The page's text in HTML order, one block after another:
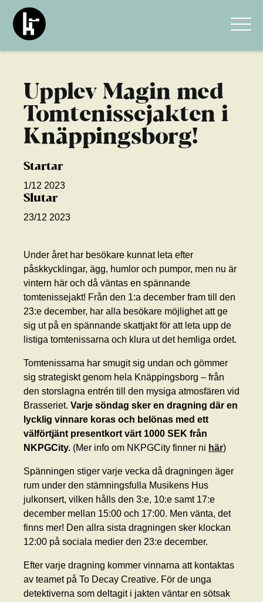
Upplev Magin med
Tomtenissejakten i
Knäppingsborg!
Startar
1/12 2023
Slutar
23/12 2023
Under året har besökare kunnat leta efter
påskkycklingar, ägg, humlor och pumpor, men nu är
vintern här och då väntas en spännande
tomtenissejakt! Från den 1:a december fram till den
23:e december, har alla besökare möjlighet att ge
sig ut på en spännande skattjakt för att leta upp de
listiga tomtenissarna och klura ut det hemliga ordet.
Tomtenissarna har smugit sig undan och gömmer
sig strategiskt genom hela Knäppingsborg – från
den storslagna entrén till den mysiga atmosfären vid
Brasseriet. Varje söndag sker en dragning där en
lycklig vinnare koras och belönas med ett
välförtjänt presentkort värt 1000 SEK från
NKPGCity. (Mer info om NKPGCity finner ni här)
Spänningen stiger varje vecka då dragningen äger
rum under den stämningsfulla Musikens Hus
julkonsert, vilken hålls den 3:e, 10:e samt 17:e
december mellan 15:00 och 17:00. Men vänta, det
finns mer! Den allra sista dragningen sker klockan
12:00 på sociala medier den 23:e december.
Efter varje dragning kommer vinnarna att kontaktas
av teamet på To Decay Creative. För de unga
detektiverna som deltagit i jakten väntar en sötsak